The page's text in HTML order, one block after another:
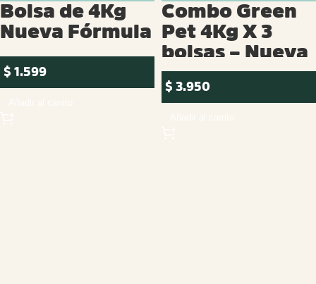
Bolsa de 4Kg
Nueva Fórmula
$ 1.599
Combo Green
Pet 4Kg X 3
bolsas – Nueva
Fórmula
$ 3.950